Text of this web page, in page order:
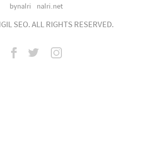
bynalri nalri.net
SEO. ALL RIGHTS RESERVED.